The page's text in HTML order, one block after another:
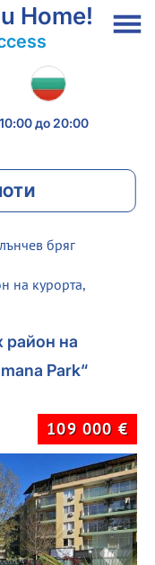
Home!
до 20:00
бряг
на курорта,
район на
Park“
109 000 €